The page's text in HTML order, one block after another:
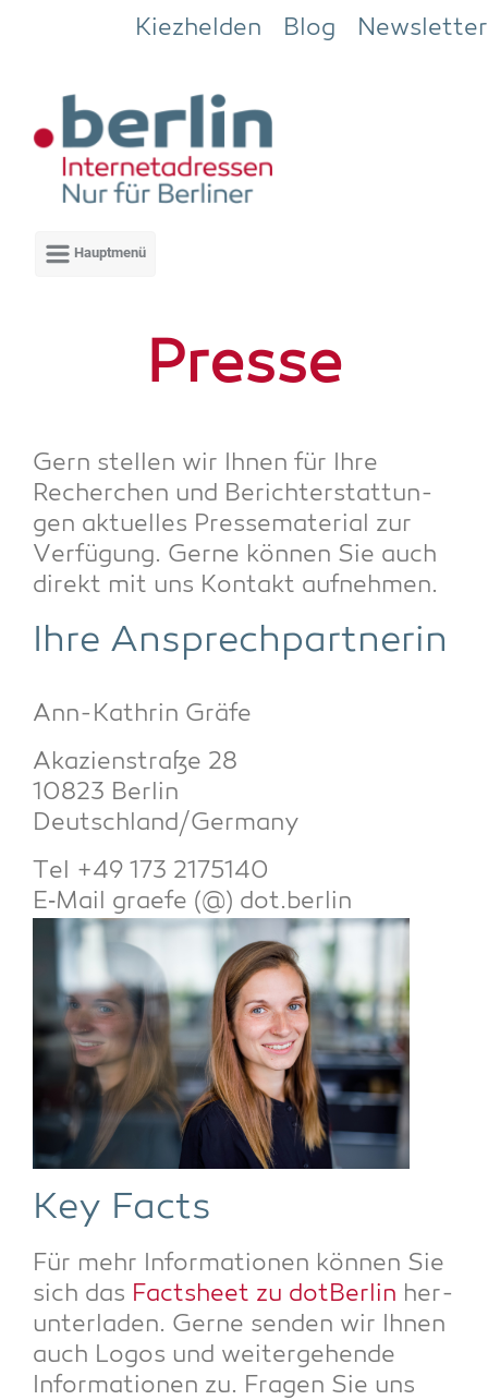
Zum Hauptinhalt springen
Kiezhelden Blog Newsletter
Pres­se
Gern stel­len wir Ihnen für Ihre
Recher­chen und Bericht­erstat­tun­
gen aktu­el­les Pres­se­ma­te­ri­al zur
Ver­fü­gung. Ger­ne kön­nen Sie auch
direkt mit uns Kon­takt aufnehmen.
Ihre Ansprech­part­ne­rin
Ann-Kath­rin Gräfe
Aka­zi­en­stra­ße 28
10823 Ber­lin
Deutschland/Germany
Tel +49 173 2175140
E‑Mail grae­fe (@) dot.berlin
Key Facts
Für mehr Infor­ma­tio­nen kön­nen Sie
sich das Facts­heet zu dot­Ber­lin her­
un­ter­la­den. Ger­ne sen­den wir Ihnen
auch Logos und wei­ter­ge­hen­de
Infor­ma­tio­nen zu. Fra­gen Sie uns